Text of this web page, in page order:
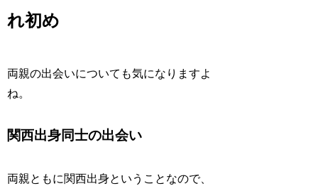
れ初め
両親の出会いについても気になりますよ
ね。
関西出身同士の出会い
両親ともに関西出身ということなので、